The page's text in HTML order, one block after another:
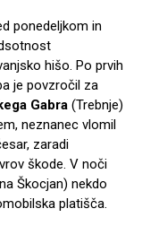
ponedeljkom in
hišo. Po prvih
je povzročil za
Gabra (Trebnje)
neznanec vlomil
zaradi
škode. V noči
Škocjan) nekdo
platišča.